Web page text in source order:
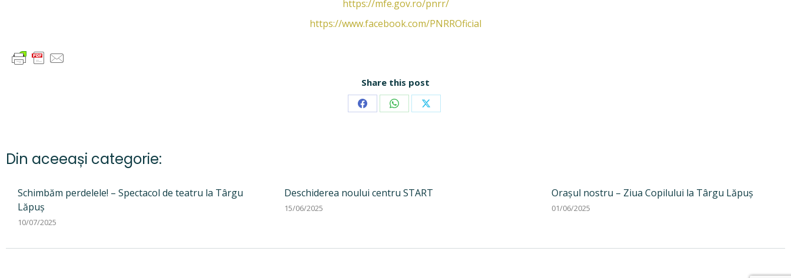
https://mfe.gov.ro/pnrr/
https://www.facebook.com/PNRROficial
Share this post
Share Share Share
Din aceeași categorie:
Schimbăm perdelele! – Spectacol de teatru la Târgu
Lăpuș
10/07/2025
Deschiderea noului centru START
15/06/2025
Orașul nostru – Ziua Copilului la Târgu Lăpuș
01/06/2025